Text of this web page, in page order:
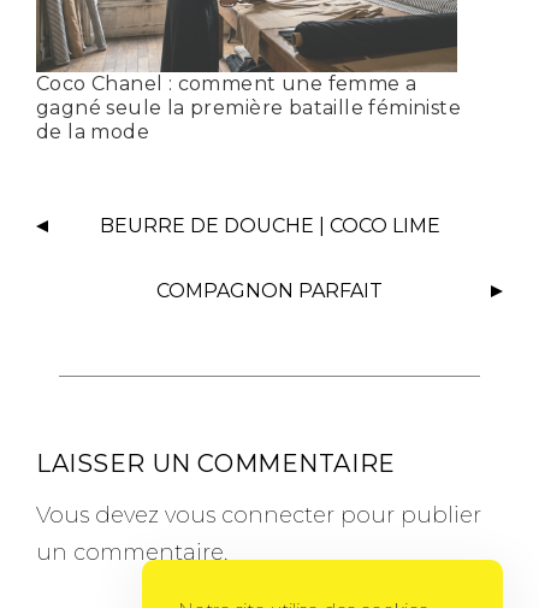
Coco Chanel : comment une femme a
gagné seule la première bataille féministe
de la mode
BEURRE DE DOUCHE | COCO LIME
COMPAGNON PARFAIT
LAISSER UN COMMENTAIRE
Vous devez vous connecter pour publier
un commentaire.